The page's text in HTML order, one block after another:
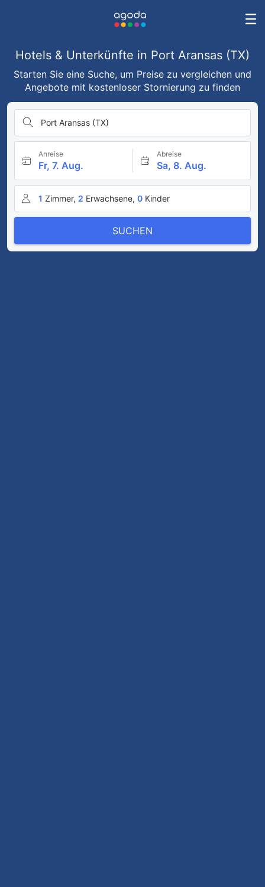
Hotels & Unterkünfte in Port Aransas (TX)
Starten Sie eine Suche, um Preise zu vergleichen und
Angebote mit kostenloser Stornierung zu finden
Port Aransas (TX)
Anreise
Fr, 7. Aug.
Abreise
Sa, 8. Aug.
1 Zimmer, 2 Erwachsene, 0 Kinder
SUCHEN